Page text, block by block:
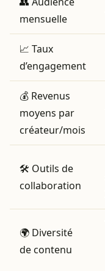
mensuelle
📈 Taux
d’engagement
💰 Revenus
moyens par
créateur/mois
🛠️ Outils de
collaboration
🌍 Diversité
de contenu